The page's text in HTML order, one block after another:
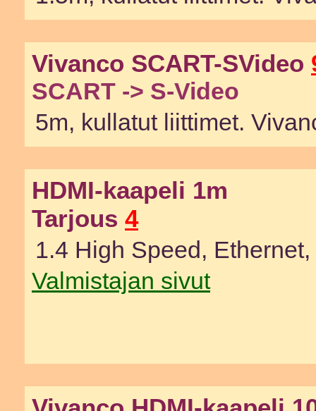
Vivanco SCART-SVideo
SCART -> S-Video
5m, kullatut liittimet.
HDMI-kaapeli 1m
Tarjous 4
1.4 High Speed,
Valmistajan sivut